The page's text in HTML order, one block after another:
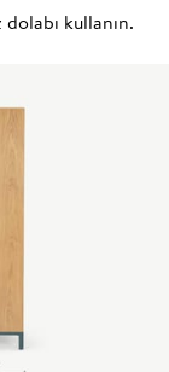
kullanın.